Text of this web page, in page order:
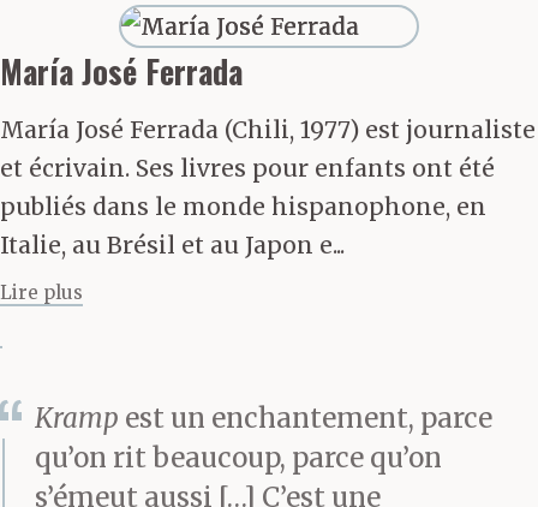
regarder l’alunissage
grâce à un projecteur
que le maire avait
installé sur le balcon de
son bureau, et qui
envoyait l’image sur un
drap blanc. Comme il
fanfare des pompiers
jouait une musique
María José Ferrada
María José Ferrada (Chili, 1977) est journaliste
et écrivain. Ses livres pour enfants ont été
publiés dans le monde hispanophone, en
Italie, au Brésil et au Japon e...
Lire plus
Kramp est un enchantement, parce
qu’on rit beaucoup, parce qu’on
s’émeut aussi […] C’est une